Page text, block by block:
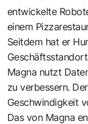
entwickelte
einem
Seitdem hat er
Magna nutzt
zu verbessern.
Geschwindigkeit
Das von Magna